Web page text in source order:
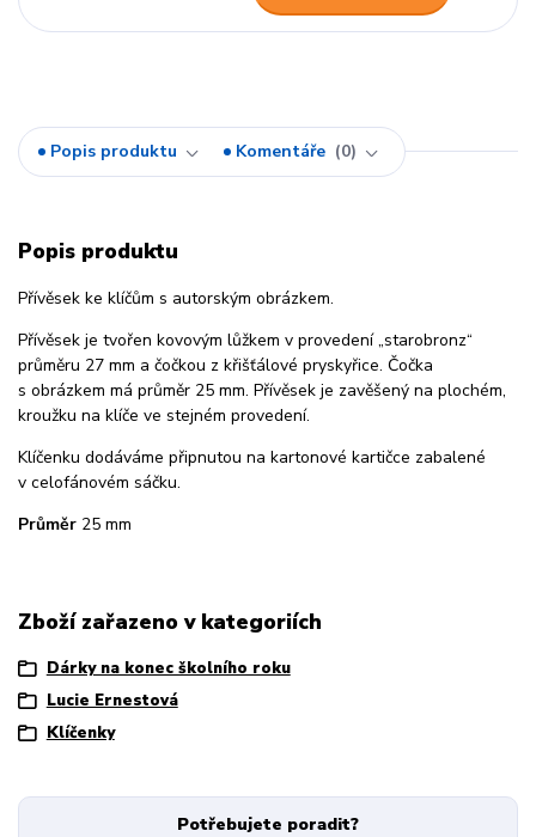
Popis produktu Komentáře 0
Popis produktu
Přívěsek ke klíčům s autorským obrázkem.
Přívěsek je tvořen kovovým lůžkem v provedení „starobronz“
průměru 27 mm a čočkou z křišťálové pryskyřice. Čočka
s obrázkem má průměr 25 mm. Přívěsek je zavěšený na plochém,
kroužku na klíče ve stejném provedení.
Klíčenku dodáváme připnutou na kartonové kartičce zabalené
v celofánovém sáčku.
Průměr 25 mm
Zboží zařazeno v kategoriích
Dárky na konec školního roku
Lucie Ernestová
Klíčenky
Potřebujete poradit?